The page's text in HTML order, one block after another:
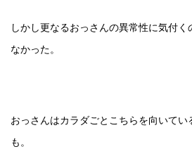
しかし更なるおっさんの異常性に気付
なかった。
おっさんはカラダごとこちらを向いて
も。